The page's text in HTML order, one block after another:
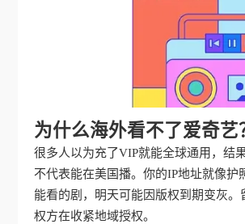
为什么海外看不了爱奇
很多人以为充了VIP就能全球通用，结
不代表能在美国播。你的IP地址就像
能看的剧，明天可能因版权到期变灰
权方在收紧地域授权。